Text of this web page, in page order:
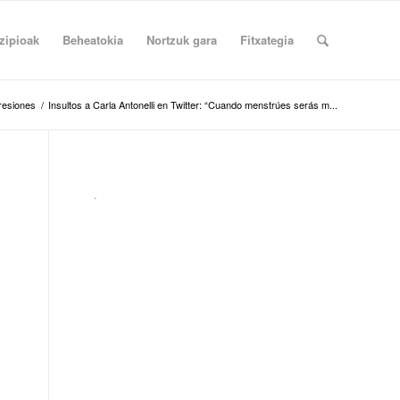
Beheatokia Nortzuk gara Fitxategia
/ Insultos a Carla Antonelli en Twitter: “Cuando menstrúes serás m...
.